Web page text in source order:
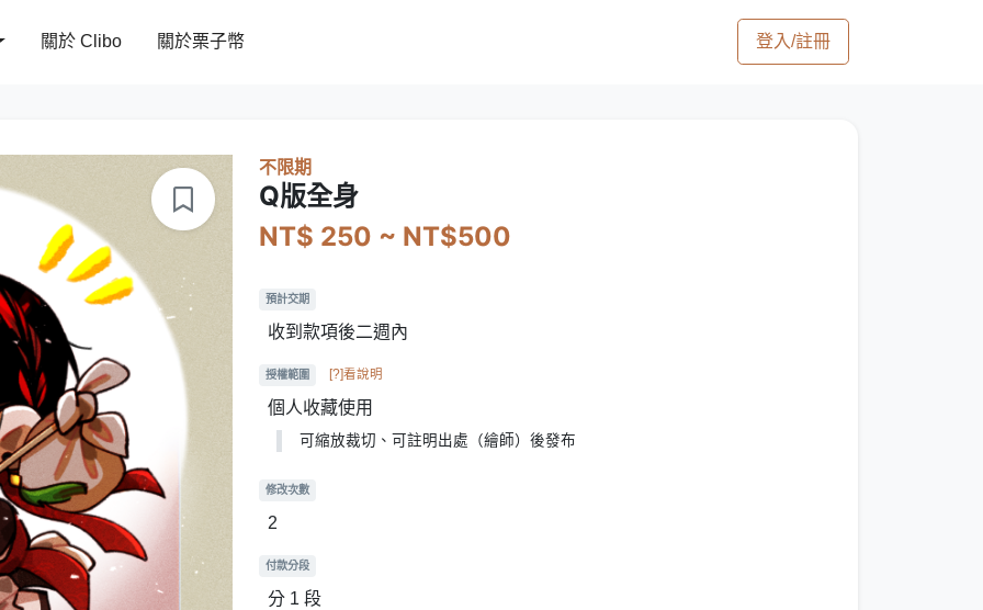
關於 Clibo 關於栗子幣 登入/註冊
不限期
Q版全身
NT$ 250 ~ NT$500
預計交期
收到款項後二週內
授權範圍 [?]看說明
個人收藏使用
可縮放裁切、可註明出處（繪師）後發布
修改次數
2
付款分段
分 1 段